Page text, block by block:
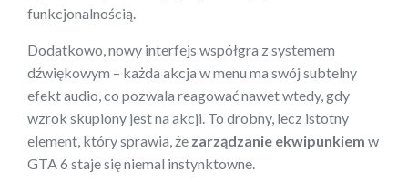
funkcjonalnością.
Dodatkowo, nowy interfejs współgra z systemem
dźwiękowym – każda akcja w menu ma swój subtelny
efekt audio, co pozwala reagować nawet wtedy, gdy
wzrok skupiony jest na akcji. To drobny, lecz istotny
element, który sprawia, że zarządzanie ekwipunkiem w
GTA 6 staje się niemal instynktowne.